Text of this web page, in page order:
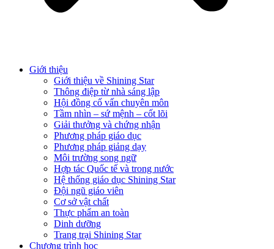
Giới thiệu
Giới thiệu về Shining Star
Thông điệp từ nhà sáng lập
Hội đồng cố vấn chuyên môn
Tầm nhìn – sứ mệnh – cốt lõi
Giải thưởng và chứng nhận
Phương pháp giáo dục
Phương pháp giảng dạy
Môi trường song ngữ
Hợp tác Quốc tế và trong nước
Hệ thống giáo dục Shining Star
Đội ngũ giáo viên
Cơ sở vật chất
Thực phẩm an toàn
Dinh dưỡng
Trang trại Shining Star
Chương trình học